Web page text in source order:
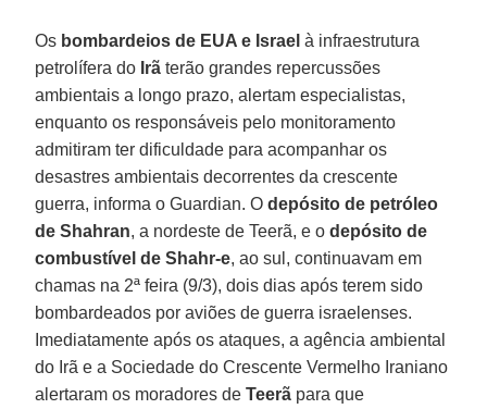
Os bombardeios de EUA e Israel à infraestrutura
petrolífera do Irã terão grandes repercussões
ambientais a longo prazo, alertam especialistas,
enquanto os responsáveis ​​pelo monitoramento
admitiram ter dificuldade para acompanhar os
desastres ambientais decorrentes da crescente
guerra, informa o Guardian. Odepósito de petróleo
de Shahran, a nordeste de Teerã, e o depósito de
combustível de Shahr-e, ao sul, continuavam em
chamas na 2ª feira (9/3), dois dias após terem sido
bombardeados por aviões de guerra israelenses.
Imediatamente após os ataques, a agência ambiental
do Irã e a Sociedade do Crescente Vermelho Iraniano
alertaram os moradores deTeerã para que